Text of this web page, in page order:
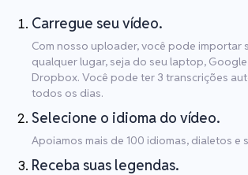
Carregue seu vídeo.
Com nosso uploader, você pode importar
qualquer lugar, seja do seu laptop, Google
Dropbox. Você pode ter 3 transcrições
todos os dias.
Selecione o idioma do vídeo.
Apoiamos mais de 100 idiomas, dialetos e
Receba suas legendas.